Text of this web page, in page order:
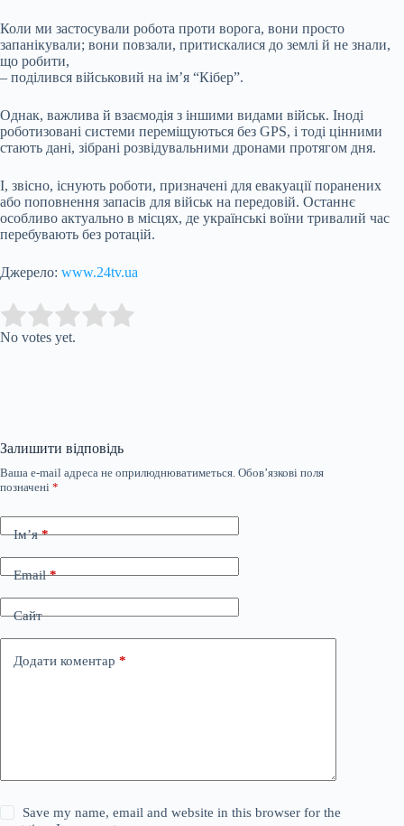
Коли ми застосували робота проти ворога, вони просто
запанікували; вони повзали, притискалися до землі й не знали,
що робити,
– поділився військовий на ім’я “Кібер”.
Однак, важлива й взаємодія з іншими видами військ. Іноді
роботизовані системи переміщуються без GPS, і тоді цінними
стають дані, зібрані розвідувальними дронами протягом дня.
І, звісно, існують роботи, призначені для евакуації поранених
або поповнення запасів для військ на передовій. Останнє
особливо актуально в місцях, де українські воїни тривалий час
перебувають без ротацій.
Джерело: www.24tv.ua
Rate this item:
No votes yet.
Залишити відповідь
Ваша e-mail адреса не оприлюднюватиметься. Обов’язкові поля
позначені *
Ім’я*
Email*
Сайт
Додати коментар *
Save my name, email and website in this browser for the